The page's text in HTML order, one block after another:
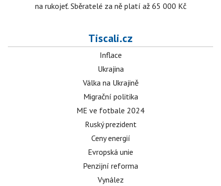
na rukojeť. Sběratelé za ně platí až 65 000 Kč
Tiscali.cz
Inflace
Ukrajina
Válka na Ukrajině
Migrační politika
ME ve fotbale 2024
Ruský prezident
Ceny energií
Evropská unie
Penzijní reforma
Vynález